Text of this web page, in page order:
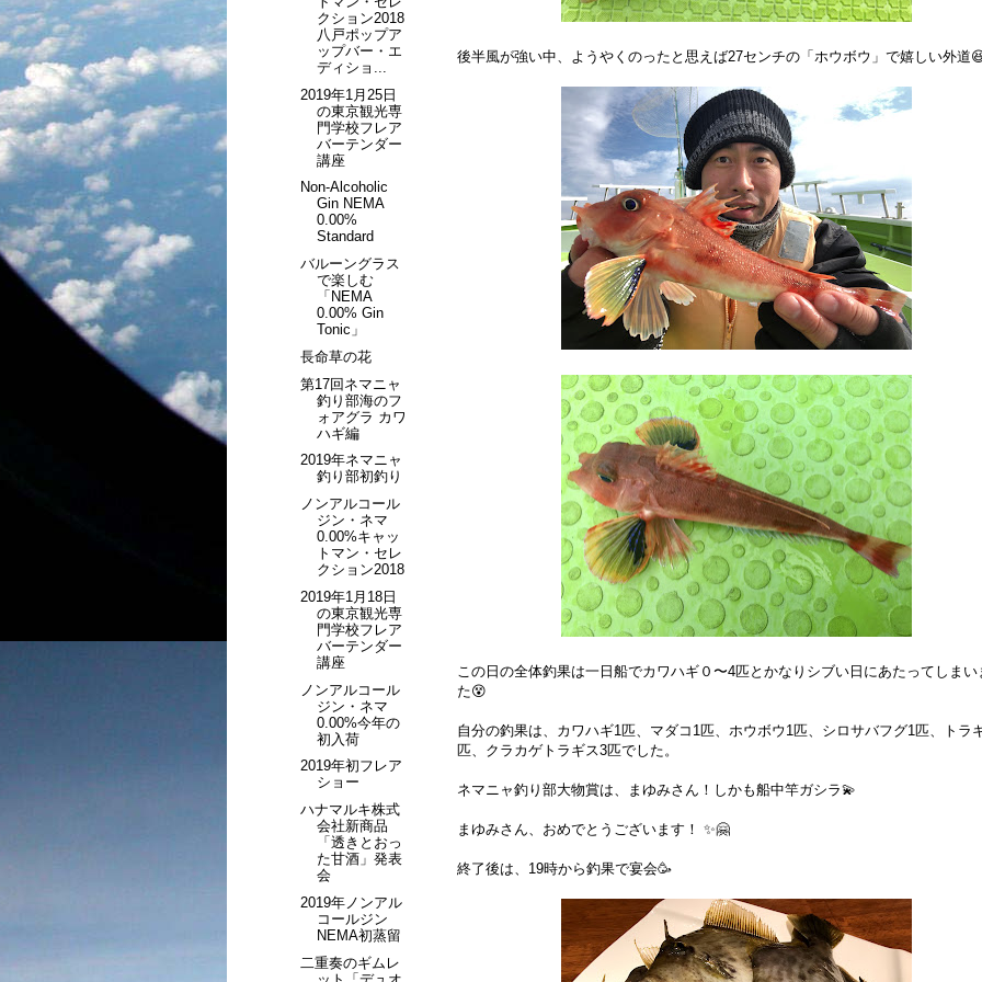
後半風が強い中、ようやくのったと思えば27センチの「ホウボウ」で嬉しい外道
この日の全体釣果は一日船でカワハギ０〜4匹とかなりシブい日にあたってしまい
た😵
自分の釣果は、カワハギ1匹、マダコ1匹、ホウボウ1匹、シロサバフグ1匹、トラ
匹、クラカゲトラギス3匹でした。
ネマニャ釣り部大物賞は、まゆみさん！しかも船中竿ガシラ💫
まゆみさん、おめでとうございます！ ✨🤗
終了後は、19時から釣果で宴会🥳
クション2018
八戸ポップア
ップバー・エ
ディショ...
2019年1月25日
の東京観光専
門学校フレア
バーテンダー
講座
Non-Alcoholic
Gin NEMA
0.00%
Standard
バルーングラス
で楽しむ
「NEMA
0.00% Gin
Tonic」
長命草の花
第17回ネマニャ
釣り部海のフ
ォアグラ カワ
ハギ編
2019年ネマニャ
釣り部初釣り
ノンアルコール
ジン・ネマ
0.00%キャッ
トマン・セレ
クション2018
2019年1月18日
の東京観光専
門学校フレア
バーテンダー
講座
ノンアルコール
ジン・ネマ
0.00%今年の
初入荷
2019年初フレア
ショー
ハナマルキ株式
会社新商品
「透きとおっ
た甘酒」発表
会
2019年ノンアル
コールジン
NEMA初蒸留
二重奏のギムレ
ット「デュオ